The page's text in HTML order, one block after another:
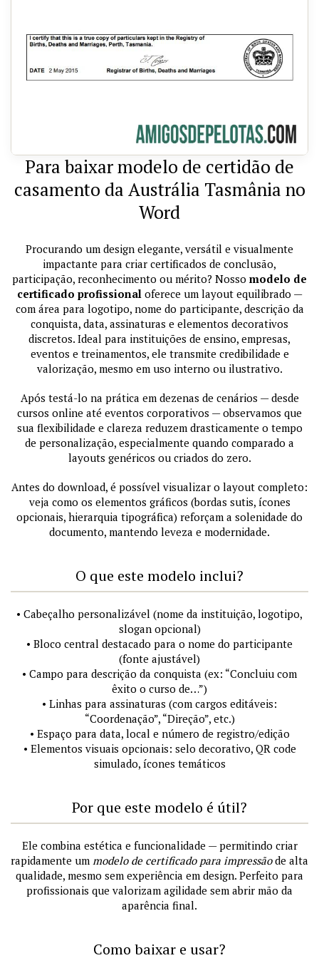
Para baixar modelo de certidão de
casamento da Austrália Tasmânia no
Word
Procurando um design elegante, versátil e visualmente
impactante para criar certificados de conclusão,
participação, reconhecimento ou mérito? Nosso modelo de
certificado profissional oferece um layout equilibrado —
com área para logotipo, nome do participante, descrição da
conquista, data, assinaturas e elementos decorativos
discretos. Ideal para instituições de ensino, empresas,
eventos e treinamentos, ele transmite credibilidade e
valorização, mesmo em uso interno ou ilustrativo.
Após testá-lo na prática em dezenas de cenários — desde
cursos online até eventos corporativos — observamos que
sua flexibilidade e clareza reduzem drasticamente o tempo
de personalização, especialmente quando comparado a
layouts genéricos ou criados do zero.
Antes do download, é possível visualizar o layout completo:
veja como os elementos gráficos (bordas sutis, ícones
opcionais, hierarquia tipográfica) reforçam a solenidade do
documento, mantendo leveza e modernidade.
O que este modelo inclui?
• Cabeçalho personalizável (nome da instituição, logotipo,
slogan opcional)
• Bloco central destacado para o nome do participante
(fonte ajustável)
• Campo para descrição da conquista (ex: “Concluiu com
êxito o curso de…”)
• Linhas para assinaturas (com cargos editáveis:
“Coordenação”, “Direção”, etc.)
• Espaço para data, local e número de registro/edição
• Elementos visuais opcionais: selo decorativo, QR code
simulado, ícones temáticos
Por que este modelo é útil?
Ele combina estética e funcionalidade — permitindo criar
rapidamente um modelo de certificado para impressãode alta
qualidade, mesmo sem experiência em design. Perfeito para
profissionais que valorizam agilidade sem abrir mão da
aparência final.
Como baixar e usar?